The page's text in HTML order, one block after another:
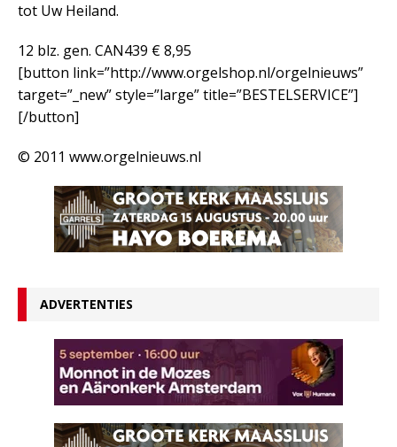
tot Uw Heiland.
12 blz. gen. CAN439 € 8,95
[button link=”http://www.orgelshop.nl/orgelnieuws”
target=”_new” style=”large” title=”BESTELSERVICE”]
[/button]
© 2011 www.orgelnieuws.nl
ADVERTENTIES